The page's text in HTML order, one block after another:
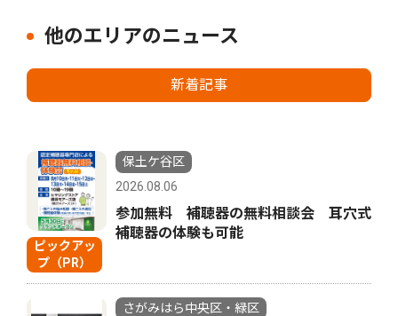
他のエリアのニュース
新着記事
ピックアッ
プ（PR）
保土ケ谷区
2026.08.06
参加無料 補聴器の無料相談会 耳穴式
補聴器の体験も可能
さがみはら中央区・緑区